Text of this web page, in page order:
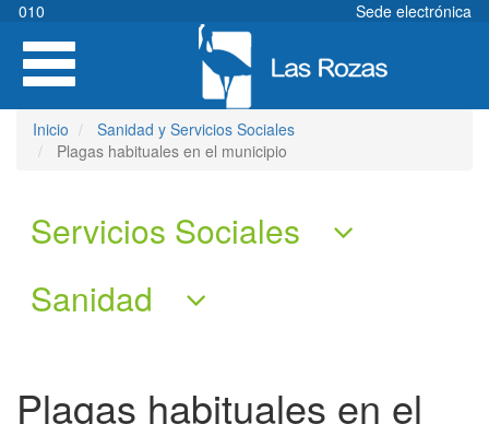
Pasar
contenido
principal
010
Sede electrónica
Toggle
navigation
Inicio
Sanidad y Servicios Sociales
Plagas habituales en el municipio
Servicios Sociales
Sanidad
Plagas habituales en el